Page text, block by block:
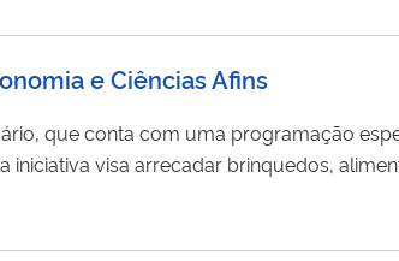
e Ciências Afins
que conta com uma programação
visa arrecadar brinquedos,